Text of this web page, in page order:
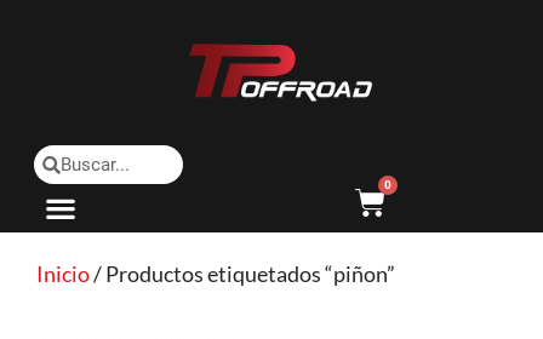
0
Inicio/ Productos etiquetados “piñon”